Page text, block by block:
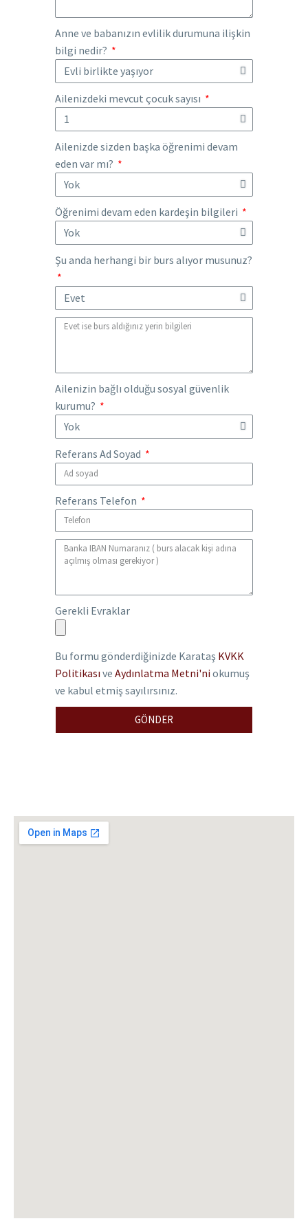
Anne ve babanızın evlilik durumuna ilişkin
bilgi nedir?
Ailenizdeki mevcut çocuk sayısı
Ailenizde sizden başka öğrenimi devam
eden var mı?
Öğrenimi devam eden kardeşin bilgileri
Şu anda herhangi bir burs alıyor musunuz?
Ailenizin bağlı olduğu sosyal güvenlik
kurumu?
Referans Ad Soyad
Referans Telefon
Gerekli Evraklar
Bu formu gönderdiğinizde Karataş KVKK
Politikası ve Aydınlatma Metni'ni okumuş
ve kabul etmiş sayılırsınız.
GÖNDER